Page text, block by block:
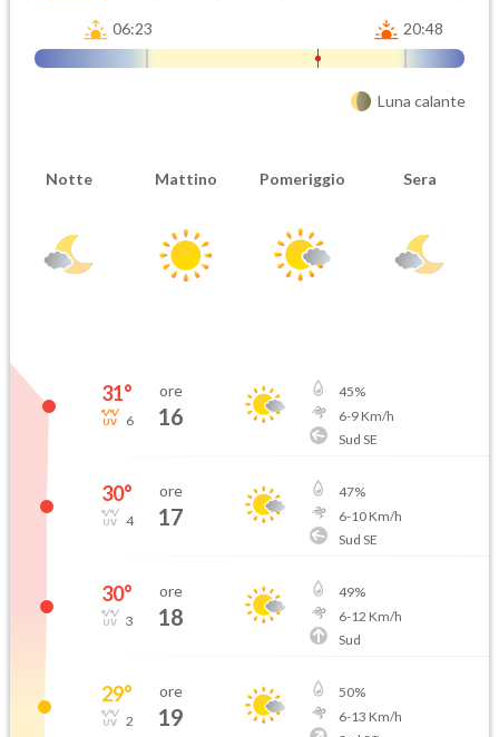
06:23 20:48
Luna calante
Notte Mattino Pomeriggio Sera
31°
6
ore
16
45%
6-9Km/h
Sud SE
30°
4
ore
17
47%
6-10Km/h
Sud SE
30°
3
ore
18
49%
6-12 Km/h
Sud
29°
2
ore
19
50%
6-13 Km/h